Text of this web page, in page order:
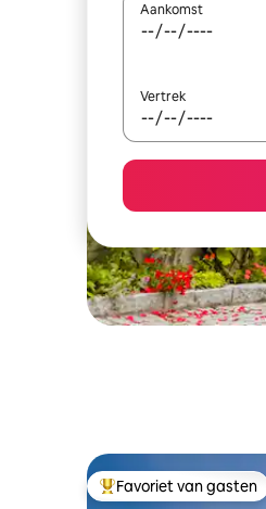
Aankomst
Vertrek
Topfavoriet van gasten
Favoriet van gasten